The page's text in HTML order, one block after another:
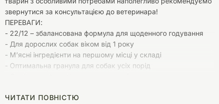
звернутися за консультацією до ветеринара!
ПЕРЕВАГИ:
- 22/12 – збалансована формула для щоденного годування
- Для дорослих собак віком від 1 року
- М’ясні інгредієнти на першому місці у складі
- Оптимальна гранула для собак усіх порід
- Омега 3 + Омега 6 для здорової шкіри та блискучої шерсті
ЧИТАТИ ПОВНІСТЮ